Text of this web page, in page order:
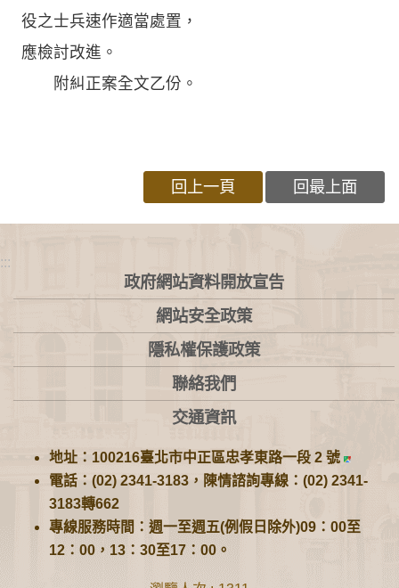
役之士兵速作適當處置，
應檢討改進。
附糾正案全文乙份。
回上一頁 回最上面
:::
政府網站資料開放宣告
網站安全政策
隱私權保護政策
聯絡我們
交通資訊
地址：100216臺北市中正區忠孝東路一段 2 號
電話：(02) 2341-3183，陳情諮詢專線：(02) 2341-
3183轉662
專線服務時間：週一至週五(例假日除外)09：00至
12：00，13：30至17：00。